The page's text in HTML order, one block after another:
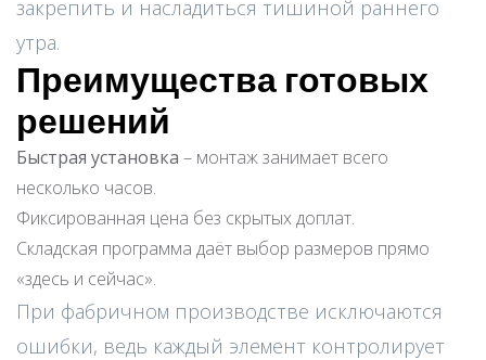
закрепить и насладиться тишиной раннего
утра.
Преимущества готовых
решений
Быстрая установка – монтаж занимает всего
несколько часов.
Фиксированная цена без скрытых доплат.
Складская программа даёт выбор размеров прямо
«здесь и сейчас».
При фабричном производстве исключаются
ошибки, ведь каждый элемент контролирует